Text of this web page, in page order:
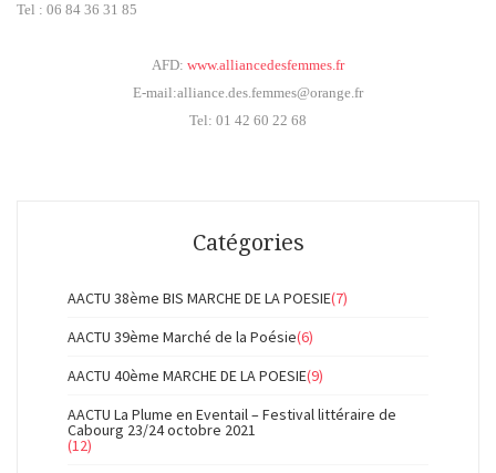
Tel : 06 84 36 31 85
AFD: www.alliancedesfemmes.fr
E-mail:alliance.des.femmes@orange.fr
Tel: 01 42 60 22 68
Catégories
AACTU 38ème BIS MARCHE DE LA POESIE(7)
AACTU 39ème Marché de la Poésie(6)
AACTU 40ème MARCHE DE LA POESIE(9)
AACTU La Plume en Eventail – Festival littéraire de
Cabourg 23/24 octobre 2021
(12)